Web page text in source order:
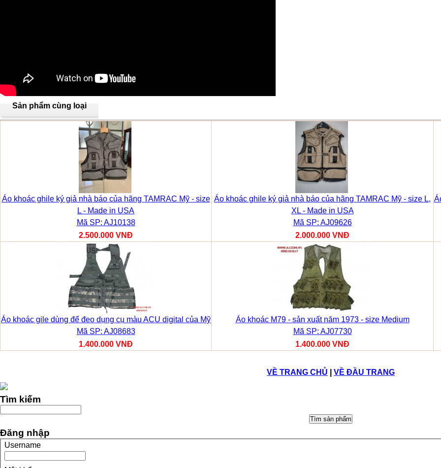
Sản phẩm cùng loại
Áo khoác ghile ký giả nhà báo của hãng TAMRAC Mỹ - size
L - Made in USA
Mã SP: AJ10138
2.500.000 VNĐ
Áo khoác ghile ký giả nhà báo của hãng TAMRAC Mỹ - size L,
XL - Made in USA
Mã SP: AJ09626
2.000.000 VNĐ
Áo khoác gile dùng để đeo dụng cụ màu ACU digital của Mỹ
Mã SP: AJ08683
1.400.000 VNĐ
Áo khoác M79 - sản xuất năm 1973 - size Medium
Mã SP: AJ07730
1.400.000 VNĐ
VỀ TRANG CHỦ VỀ ĐẦU TRANG
Tìm kiếm
Tìm sản phẩm
Đăng nhập
Username